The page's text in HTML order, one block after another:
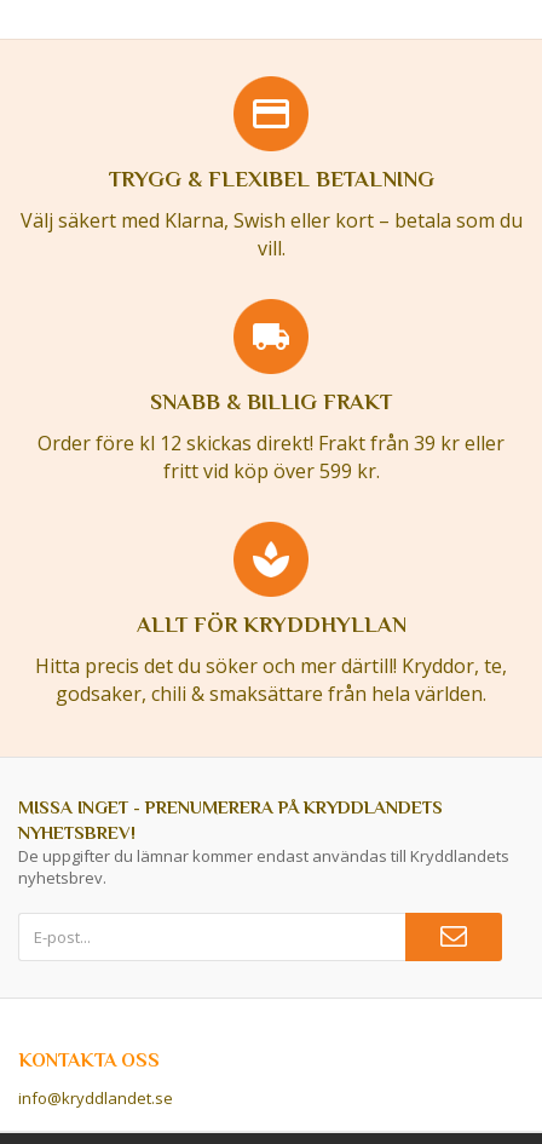
TRYGG & FLEXIBEL BETALNING
Välj säkert med Klarna, Swish eller kort – betala som du
vill.
SNABB & BILLIG FRAKT
Order före kl 12 skickas direkt! Frakt från 39 kr eller
fritt vid köp över 599 kr.
ALLT FÖR KRYDDHYLLAN
Hitta precis det du söker och mer därtill! Kryddor, te,
godsaker, chili & smaksättare från hela världen.
MISSA INGET - PRENUMERERA PÅ KRYDDLANDETS
NYHETSBREV!
De uppgifter du lämnar kommer endast användas till Kryddlandets
nyhetsbrev.
KONTAKTA OSS
info@kryddlandet.se